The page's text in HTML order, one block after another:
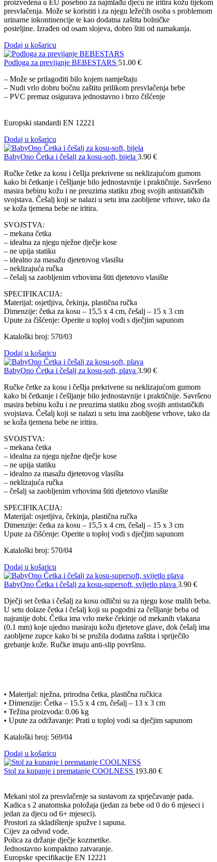
proizvedena u EU posebno za najmlađu djecu ne iritira kožu tijekom
presvlačenja. Može se koristiti i za njegu ležećih osoba s problemom
urinarne inkontinencije te kao dodatna zaštita bolničke
posteljine. Izrađen od osam slojeva, dobro štiti od namakanja.
Dodaj u košaricu
Podloga za previjanje BEBESTARS 51.00 €
– Može se prilagoditi bilo kojem namještaju
– Nudi vrlo dobru bočnu zaštitu prilikom presvlačenja bebe
– PVC premaz osigurava jednostavno i brzo čišćenje
Europski standardi EN 12221
Dodaj u košaricu
BabyOno Četka i češalj za kosu-soft, bijela 3.90 €
Ručke četke za kosu i češlja prekrivene su neklizajućom gumom
kako bi četkanje i češljanje bilo jednostavnije i praktičnije. Savršeno
masira bebinu kožu i ne preuzima statiku zbog svojih antistatičkih
svojstava. Češalj koji se nalazi u setu ima zaobljene vrhove, tako da
se koža tjemena bebe ne iritira.
SVOJSTVA:
– mekana četka
– idealna za njegu nježne dječje kose
– ne upija statiku
– idealno za masažu djetetovog vlasišta
– neklizajuća ručka
– češalj sa zaobljenim vrhovima štiti djetetovo vlasište
SPECIFIKACIJA:
Materijal: osjetljiva, čekinja, plastična ručka
Dimenzije: četka za kosu – 15,5 x 4 cm, češalj – 15 x 3 cm
Upute za čišćenje: Operite u toploj vodi s dječjim sapunom
Kataloški broj: 570/03
Dodaj u košaricu
BabyOno Četka i češalj za kosu-soft, plava 3.90 €
Ručke četke za kosu i češlja prekrivene su neklizajućom gumom
kako bi četkanje i češljanje bilo jednostavnije i praktičnije. Savršeno
masira bebinu kožu i ne preuzima statiku zbog svojih antistatičkih
svojstava. Češalj koji se nalazi u setu ima zaobljene vrhove, tako da
se koža tjemena bebe ne iritira.
SVOJSTVA:
– mekana četka
– idealna za njegu nježne dječje kose
– ne upija statiku
– idealno za masažu djetetovog vlasišta
– neklizajuća ručka
– češalj sa zaobljenim vrhovima štiti djetetovo vlasište
SPECIFIKACIJA:
Materijal: osjetljiva, čekinja, plastična ručka
Dimenzije: četka za kosu – 15,5 x 4 cm, češalj – 15 x 3 cm
Upute za čišćenje: Operite u toploj vodi s dječjim sapunom
Kataloški broj: 570/04
Dodaj u košaricu
BabyOno Četka i češalj za kosu-supersoft, svijetlo plava 3.90 €
Dječji set četka i češalj za kosu odlični su za njegu kose malih beba.
U setu dolaze četka i češalj koji su pogodni za češljanje beba od
najranije dobi. Četka ima vrlo meke čekinje od mekanih vlakana
(0.1 mm) koje ujedno masiraju kožu djetetove glave, dok češalj ima
zaobljene zupce kako bi se pružila dodatna zaštita i spriječilo
grebanje kože. Ručke imaju anti-slip površinu.
• Materijal: nježna, prirodna četka, plastična ručkica
• Dimenzije: Četka – 15.5 x 4 cm, češalj – 13 x 3 cm
• Težina proizvoda: 0.06 kg
• Upute za održavanje: Prati u toploj vodi sa dječjim sapunom
Kataloški broj: 569/04
Dodaj u košaricu
Stol za kupanje i prematanje COOLNESS 193.80 €
Mekani stol za presvlačenje sa sustavom za sprječavanje pada.
Kadica s 2 anatomska položaja (jedan za bebe od 0 do 6 mjeseci i
jedan za djecu od 6+ mjeseci).
Prostori za skladištenje spužve i sapuna.
Cijev za odvod vode.
Polica za držanje dječje kozmetike.
Jednostavno kompaktno zatvaranje.
Europske specifikacije EN 12221